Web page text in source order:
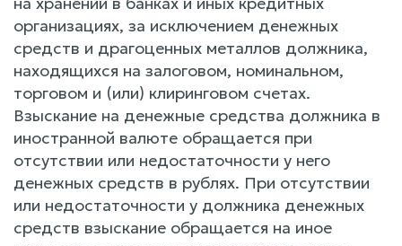
организациях, за исключением денежных
средств и драгоценных металлов должника,
находящихся на залоговом, номинальном,
торговом и (или) клиринговом счетах.
Взыскание на денежные средства должника в
иностранной валюте обращается при
отсутствии или недостаточности y него
денежных средств в рублях. При отсутствии
или недостаточности y должника денежных
средств взыскание обращается на иное